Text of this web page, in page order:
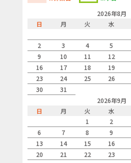
2026年8月
日
月 火 水
2
3 4 5
9
10 11 12
16
17 18 19
23
24 25 26
30
31
2026年9月
日
月 火 水
1
2
6
7 8 9
13
14 15 16
20
21 22 23